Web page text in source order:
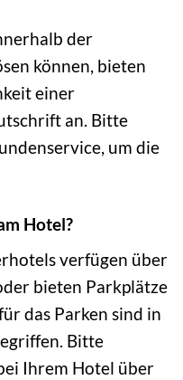
der
können, bieten
einer
an. Bitte
um die
Hotel?
verfügen über
bieten Parkplätze
das Parken sind in
Bitte
Ihrem Hotel über